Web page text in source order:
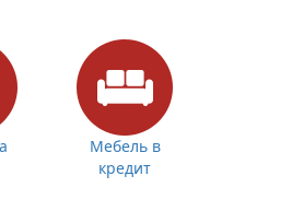
Мебель в
кредит